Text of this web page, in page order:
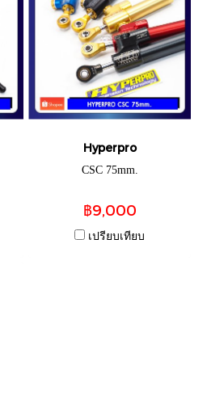
Hyperpro
CSC 75mm.
฿9,000
เปรียบเทียบ